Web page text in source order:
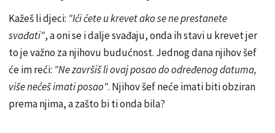
Kažeš li djeci: "Ići ćete u krevet ako se ne prestanete
svađati", a oni se i dalje svađaju, onda ih stavi u krevet jer
to je važno za njihovu budućnost. Jednog dana njihov šef
će im reći: "Ne završiš li ovaj posao do određenog datuma,
više nećeš imati posao". Njihov šef neće imati biti obziran
prema njima, a zašto bi ti onda bila?